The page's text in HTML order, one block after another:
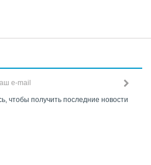
чтобы получить последние новости